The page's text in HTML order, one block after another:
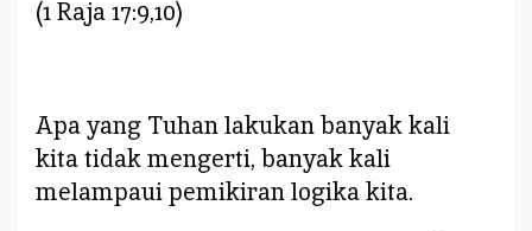
N
E
B
(1 Raja 17:9,10)
Apa yang Tuhan lakukan banyak kali
kita tidak mengerti, banyak kali
melampaui pemikiran logika kita.